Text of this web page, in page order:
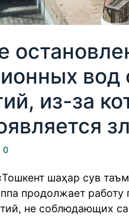
вод
из-за
0
Тошкент шаҳар сув
продолжает работу
не соблюдающих